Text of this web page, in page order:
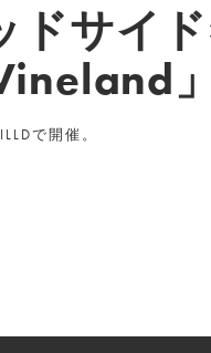
ドサイ
」
で開催。